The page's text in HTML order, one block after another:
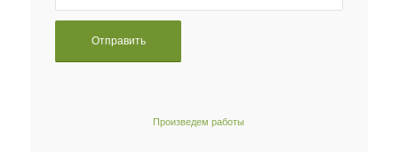
Произведем работы